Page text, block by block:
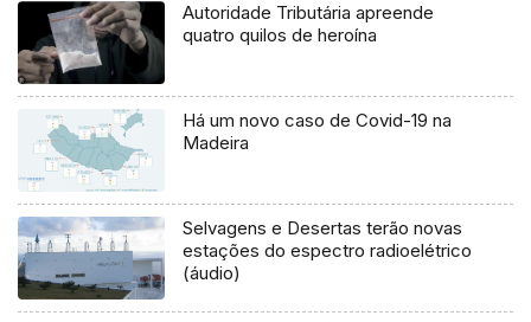
Autoridade Tributária apreende
quatro quilos de heroína
Há um novo caso de Covid-19 na
Madeira
Selvagens e Desertas terão novas
estações do espectro radioelétrico
(áudio)